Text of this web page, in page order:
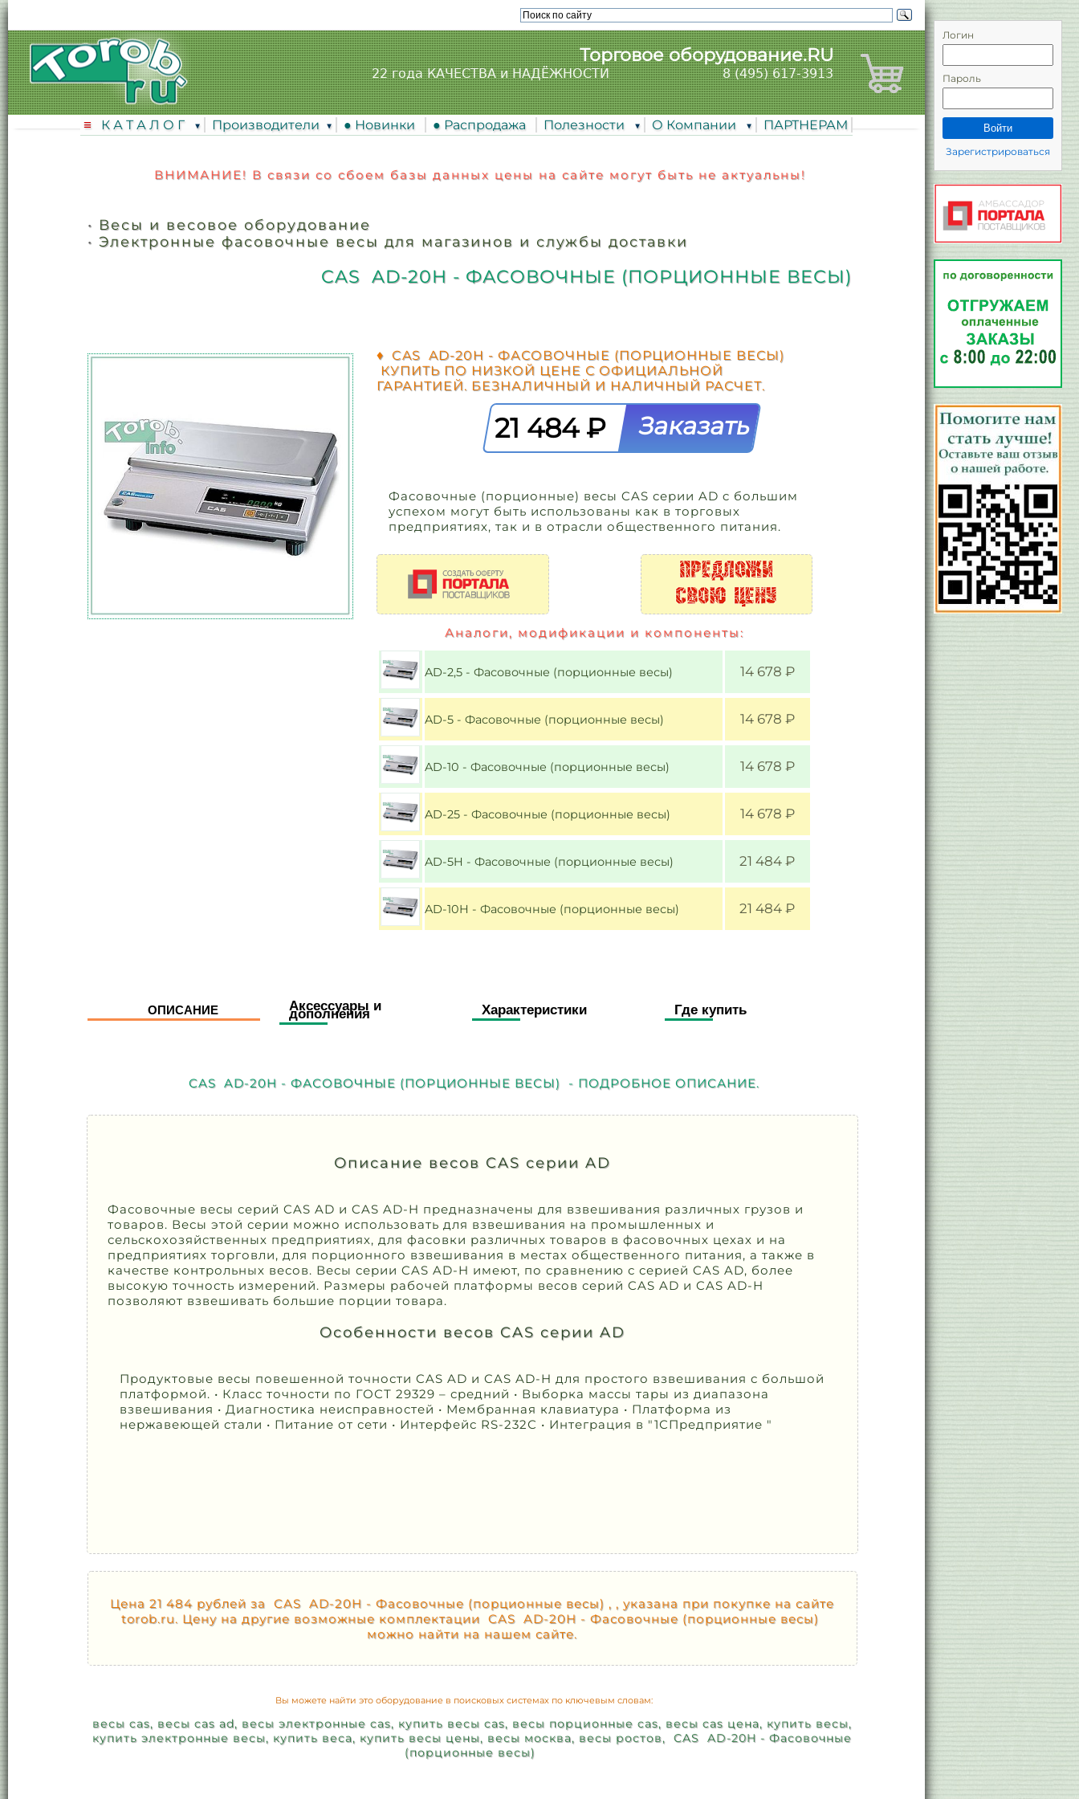
Торговое оборудование.RU
22 года КАЧЕСТВА и НАДЁЖНОСТИ 8 (495) 617-3913
К А Т А Л О Г Производители ● Новинки ● Распродажа Полезности О Компании ПАРТНЕРАМ
ВНИМАНИЕ! В связи со сбоем базы данных цены на сайте могут быть не актуальны!
• Весы и весовое оборудование
• Электронные фасовочные весы для магазинов и службы доставки
CAS AD-20H - ФАСОВОЧНЫЕ (ПОРЦИОННЫЕ ВЕСЫ)
♦ CAS AD-20H - ФАСОВОЧНЫЕ (ПОРЦИОННЫЕ ВЕСЫ)
КУПИТЬ ПО НИЗКОЙ ЦЕНЕ С ОФИЦИАЛЬНОЙ
ГАРАНТИЕЙ. БЕЗНАЛИЧНЫЙ И НАЛИЧНЫЙ РАСЧЕТ.
21 484 ₽
Фасовочные (порционные) весы CAS серии AD c большим
успехом могут быть использованы как в торговых
предприятиях, так и в отрасли общественного питания.
Аналоги, модификации и компоненты:
AD-2,5 - Фасовочные (порционные весы) 14 678 ₽
AD-5 - Фасовочные (порционные весы) 14 678 ₽
AD-10 - Фасовочные (порционные весы) 14 678 ₽
AD-25 - Фасовочные (порционные весы) 14 678 ₽
AD-5H - Фасовочные (порционные весы) 21 484 ₽
AD-10H - Фасовочные (порционные весы) 21 484 ₽
ОПИСАНИЕ Аксессуары и
дополнения Характеристики Где купить
CAS AD-20H - ФАСОВОЧНЫЕ (ПОРЦИОННЫЕ ВЕСЫ) - ПОДРОБНОЕ ОПИСАНИЕ.
Описание весов CAS серии AD
Фасовочные весы серий CAS AD и CAS AD-H предназначены для взвешивания различных грузов и
товаров. Весы этой серии можно использовать для взвешивания на промышленных и
сельскохозяйственных предприятиях, для фасовки различных товаров в фасовочных цехах и на
предприятиях торговли, для порционного взвешивания в местах общественного питания, а также в
качестве контрольных весов. Весы серии CAS AD-H имеют, по сравнению с серией CAS AD, более
высокую точность измерений. Размеры рабочей платформы весов серий CAS AD и CAS AD-H
позволяют взвешивать большие порции товара.
Особенности весов CAS серии AD
Продуктовые весы повешенной точности CAS AD и CAS AD-H для простого взвешивания с большой
платформой. • Класс точности по ГОСТ 29329 – средний • Выборка массы тары из диапазона
взвешивания • Диагностика неисправностей • Мембранная клавиатура • Платформа из
нержавеющей стали • Питание от сети • Интерфейс RS-232С • Интеграция в "1СПредприятие "
Цена 21 484 рублей за CAS AD-20H - Фасовочные (порционные весы) , , указана при покупке на сайте
torob.ru. Цену на другие возможные комплектации CAS AD-20H - Фасовочные (порционные весы)
можно найти на нашем сайте.
Вы можете найти это оборудование в поисковых системах по ключевым словам:
весы cas, весы cas ad, весы электронные cas, купить весы cas, весы порционные cas, весы cas цена, купить весы,
купить электронные весы, купить веса, купить весы цены, весы москва, весы ростов, CAS AD-20H - Фасовочные
(порционные весы)
Логин
Пароль
Войти
Зарегистрироваться